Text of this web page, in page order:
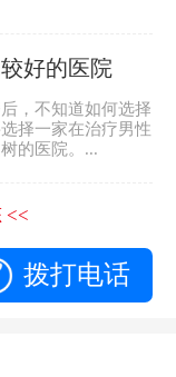
好的医院
，不知道如何选择
择一家在治疗男性
的医院。...
<<
拨打电话